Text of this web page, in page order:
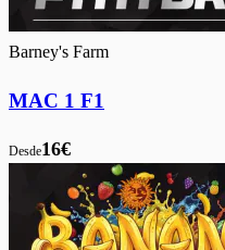
Barney's Farm
MAC 1 F1
Desde16€